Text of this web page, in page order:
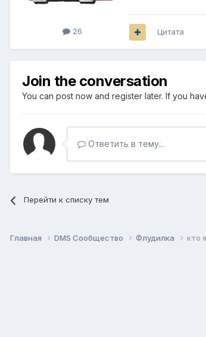
26 Цитата
Join the conversation
You can post now and register later. If you
Ответить в тему...
Перейти к списку тем
Главная DMS Сообщество Флудилка кто